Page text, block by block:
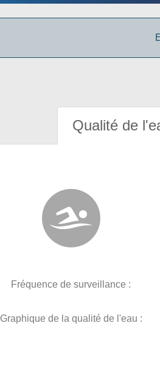
Qualité de
Fréquence de surveillance :
Graphique de la qualité de l'eau :